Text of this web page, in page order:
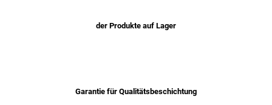
der Produkte auf Lager
Garantie für Qualitätsbeschichtung